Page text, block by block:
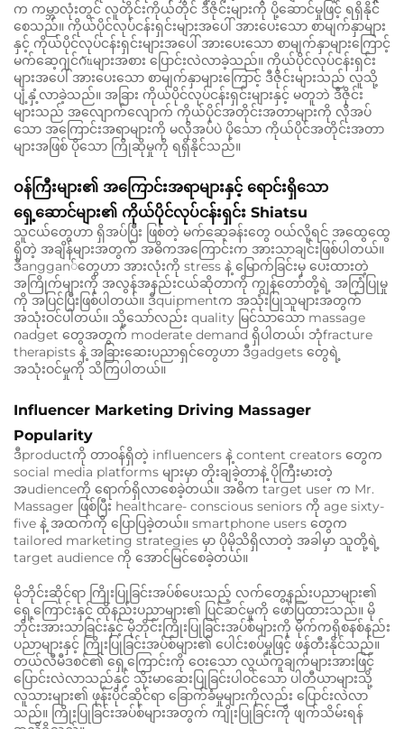
က ကမ္ဘာလုံးတွင် လူတိုင်းကိုယ်တိုင် ဒီဇိုင်းများကို ပို့ဆောင်မှုဖြင့် ရရှိနိုင်
စေသည်။ ကိုယ်ပိုင်လုပ်ငန်းရှင်းများအပေါ် အားပေးသော စာမျက်နှာများ
နှင့် ကိုယ်ပိုင်လုပ်ငန်းရှင်းများအပေါ် အားပေးသော စာမျက်နှာများကြောင့်
မက်ဆေ့ဂျင်ဂันများအစား ပြောင်းလဲလာခဲ့သည်။ ကိုယ်ပိုင်လုပ်ငန်းရှင်း
များအပေါ် အားပေးသော စာမျက်နှာများကြောင့် ဒီဇိုင်းများသည် လူသို့
ပျံ့နှံ့လာခဲ့သည်။ အခြား ကိုယ်ပိုင်လုပ်ငန်းရှင်းများနှင့် မတူဘဲ ဒီဇိုင်း
များသည် အလျောက်လျောက် ကိုယ်ပိုင်အတိုင်းအတာများကို လိုအပ်
သော အကြောင်းအရာများကို မလိုအပ်ပဲ ပိုသော ကိုယ်ပိုင်အတိုင်းအတာ
များအဖြစ် ပိုသော ကြိုဆိုမှုကို ရရှိနိုင်သည်။
ဝန်ကြီးများ၏ အကြောင်းအရာများနှင့် ရောင်းရှိသော
ရှေ့ဆောင်များ၏ ကိုယ်ပိုင်လုပ်ငန်းရှင်း Shiatsu
သူငယ်တွေဟာ ရှိအပ်ပြီး ဖြစ်တဲ့ မက်ဆေ့ခန်းတွေ ဝယ်လို့ရင် အထွေထွေ
ရှိတဲ့ အချိန်များအတွက် အဓိကအကြောင်းက အားသာချင်းဖြစ်ပါတယ်။
ဒီanggan်တွေဟာ အားလုံးကို stress နဲ့ မြောက်ခြင်းမှ ပေးထားတဲ့
အကြိုက်များကို အလွန်အနည်းငယ်ဆိုတာကို ကျွန်တော်တို့ရဲ့ အကြံပြုမှု
ကို အပြင်ပြီးဖြစ်ပါတယ်။ ဒီquipmentက အသုံးပြုသူများအတွက်
အသုံးဝင်ပါတယ်။ သို့သော်လည်း quality မြင်သာသော massage
ဂadget တွေအတွက် moderate demand ရှိပါတယ်၊ ဘုံfracture
therapists နဲ့ အခြားဆေးပညာရှင်တွေဟာ ဒီgadgets တွေရဲ့
အသုံးဝင်မှုကို သိကြပါတယ်။
Influencer Marketing Driving Massager
Popularity
ဒီproductကို တာဝန်ရှိတဲ့ influencers နဲ့ content creators တွေက
social media platforms များမှာ တိုးချခဲ့တာနဲ့ ပိုကြီးမားတဲ့
အudienceကို ရောက်ရှိလာစေခဲ့တယ်။ အဓိက target user က Mr.
Massager ဖြစ်ပြီး healthcare- conscious seniors ကို age sixty-
five နဲ့ အထက်ကို ပြောပြခဲ့တယ်။ smartphone users တွေက
tailored marketing strategies မှာ ပိုမိုသိရှိလာတဲ့ အခါမှာ သူတို့ရဲ့
target audience ကို အောင်မြင်စေခဲ့တယ်။
မိုဘိုင်းဆိုင်ရာ ကြိုးပြုခြင်းအပ်စ်ပေးသည့် လက်တွေ့နည်းပညာများ၏
ရှေ့ကြောင်းနှင့် ထိုနည်းပညာများ၏ ပြင်ဆင်မှုကို ဖော်ပြထားသည်။ မို
ဘိုင်းအားသာခြင်းနှင့် မိုဘိုင်းကြိုးပြုခြင်းအပ်စ်များကို မိုက်ကရိုစနစ်နည်း
ပညာများနှင့် ကြိုးပြုခြင်းအပ်စ်များ၏ ပေါင်းစပ်မှုဖြင့် ဖန်တီးနိုင်သည်။
တယ်လီမီဒစင်၏ ရှေ့ကြောင်းကို ဝေးသော လွယ်ကူချက်များအားဖြင့်
ပြောင်းလဲလာသည်နှင့် သိုးမာဆေးပြုခြင်းပါဝင်သော ပါတီယာများသို့
လူသားများ၏ ဖုန်းပိုင်ဆိုင်ရာ ခြောက်ခံမှုများကိုလည်း ပြောင်းလဲလာ
သည်။ ကြိုးပြုခြင်းအပ်စ်များအတွက် ကျိုးပြုခြင်းကို ဖျက်သိမ်းရန်